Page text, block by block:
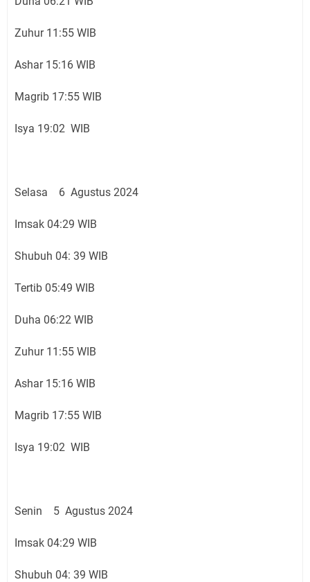
Zuhur 11:55 WIB
Ashar 15:16 WIB
Magrib 17:55 WIB
Isya 19:02 WIB
Selasa 6 Agustus 2024
Imsak 04:29 WIB
Shubuh 04: 39 WIB
Tertib 05:49 WIB
Duha 06:22 WIB
Zuhur 11:55 WIB
Ashar 15:16 WIB
Magrib 17:55 WIB
Isya 19:02 WIB
Senin 5 Agustus 2024
Imsak 04:29 WIB
Shubuh 04: 39 WIB